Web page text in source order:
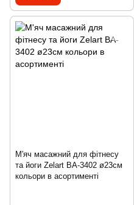
М'яч масажний для фітнесу
та йоги Zelart BA-3402 ø23см
кольори в асортименті